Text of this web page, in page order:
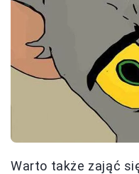
Warto także zająć